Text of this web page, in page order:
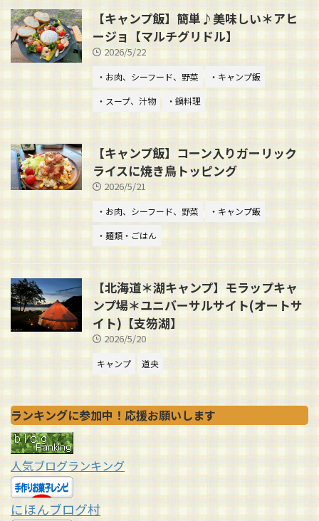
【キャンプ飯】簡単♪美味しい＊アヒ
ージョ【マルチグリドル】
2026/5/22
・お肉、シーフード、野菜
・キャンプ飯
・スープ、汁物
・鍋料理
【キャンプ飯】コーン入りガーリック
ライスに焼き鳥トッピング
2026/5/21
・お肉、シーフード、野菜
・キャンプ飯
・麺類・ごはん
【北海道＊湖キャンプ】モラップキャ
ンプ場＊ユニバーサルサイト(オートサ
イト)【支笏湖】
2026/5/20
キャンプ 道央
ランキングに参加中！応援お願いします
人気ブログランキング
にほんブログ村